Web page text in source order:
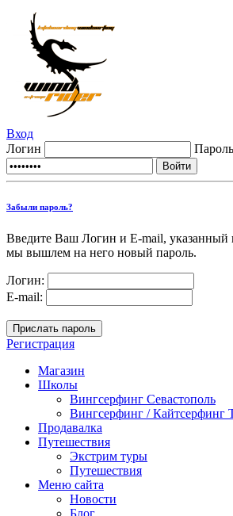
Вход
Логин
Пароль
Забыли пароль?
Введите Ваш Логин и E-mail, указанный
мы вышлем на него новый пароль.
Логин:
E-mail:
Регистрация
Магазин
Школы
Вингсерфинг Севастополь
Вингсерфинг / Кайтсерфинг
Продавалка
Путешествия
Экстрим туры
Путешествия
Меню сайта
Новости
Блог